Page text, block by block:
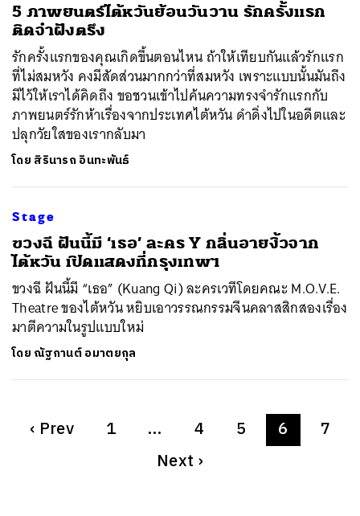
5 ภาพยนตร์ไต้หวันย้อนวันวาน รักครั้งแรก
ติดจำฝังตรึง
รักครั้งแรกของคุณเกิดขึ้นตอนไหน ถ้าให้เทียบกันแล้วรักแรก
ที่ไม่สมหวัง คงมีสัดส่วนมากกว่าที่สมหวัง เพราะแบบนั้นมันถึง
มีไว้ให้เราได้คิดถึง ขอชวนเข้าไปค้นความทรงจำรักแรกกับ
ภาพยนตร์รักห้าเรื่องจากประเทศไต้หวัน ดำดิ่งไปในอดีตและ
ปลุกวัยใสของเรากลับมา
โดย สิรินารถ อินทะพันธ์
Stage
​ขวงฉี ฝันนี้มี ‘เธอ’ ละคร Y กลิ่นอายงิ้วจาก
ไต้หวัน เปิดแสดงที่กรุงเทพฯ
ขวงฉี ฝันนี้มี “เธอ” (Kuang Qi) ละครเวทีโดยคณะ M.O.V.E.
Theatre ของไต้หวัน หยิบเอาวรรณกรรมจีนคลาสสิกสองเรื่อง
มาตีความในรูปแบบใหม่
โดย ณัฐกานต์ อมาตยกุล
‹ Prev 1 … 4 5 6
7
Next ›